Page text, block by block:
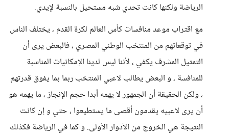
الرياضة ولكنها كانت تحدي شبه مستحيل بالنسبة لإيدي.
مع اقتراب موعد منافسات كأس العالم لكرة القدم ، يختلف الناس
في توقعاتهم من المنتخب الوطني المصري ، فالبعض يرى أن
التمثيل المشرف يكفي ، لأننا ليس لدينا الإمكانيات المناسبة
للمنافسة ، و البعض يطالب لاعبي المنتخب ربما بما يفوق قدرتهم
، ولكن الحقيقة أن الجمهور لا يهمه أبدا حجم الإنجاز ، ما يهمه هو
أن يرى لاعبيه يقدمون أقصى ما يستطيعوا ، حتي و إن كانت
النتيجة هي الخروج من الأدوار الأولى. و كما في الرياضة فكذلك